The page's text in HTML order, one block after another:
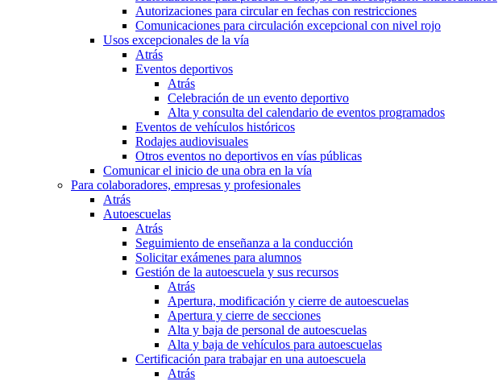
Autorizaciones para circular en fechas con restricciones
Comunicaciones para circulación excepcional con nivel rojo
Usos excepcionales de la vía
Atrás
Eventos deportivos
Atrás
Celebración de un evento deportivo
Alta y consulta del calendario de eventos programados
Eventos de vehículos históricos
Rodajes audiovisuales
Otros eventos no deportivos en vías públicas
Comunicar el inicio de una obra en la vía
Para colaboradores, empresas y profesionales
Atrás
Autoescuelas
Atrás
Seguimiento de enseñanza a la conducción
Solicitar exámenes para alumnos
Gestión de la autoescuela y sus recursos
Atrás
Apertura, modificación y cierre de autoescuelas
Apertura y cierre de secciones
Alta y baja de personal de autoescuelas
Alta y baja de vehículos para autoescuelas
Certificación para trabajar en una autoescuela
Atrás